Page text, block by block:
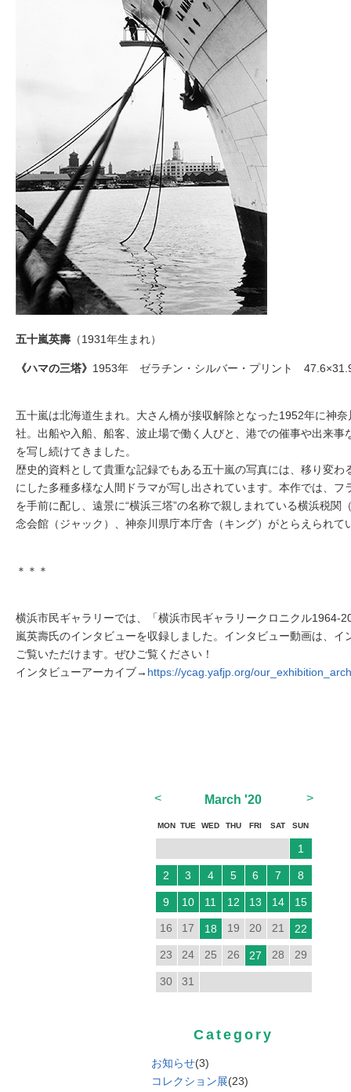
五十嵐英壽 （1931年生まれ）
《ハマの三塔》 1953年 ゼラチン・シルバー・プリント
五十嵐は北海道生まれ。大さん橋が接収解除となった1952年に神
社。出船や入船、船客、波止場で働く人びと、港での催事や出来事
を写し続けてきました。
歴史的資料として貴重な記録でもある五十嵐の写真には、移り変わ
にした多種多様な人間ドラマが写し出されています。本作では、フ
を手前に配し、遠景に“横浜三塔”の名称で親しまれている横浜税関
念会館（ジャック）、神奈川県庁本庁舎（キング）がとらえられて
＊＊＊
横浜市民ギャラリーでは、「横浜市民ギャラリークロニクル1964-
嵐英壽氏のインタビューを収録しました。インタビュー動画は、イ
ご覧いただけます。ぜひご覧ください！
インタビューアーカイブ→ https://ycag.yafjp.org/
< March'20 >
MON TUE WED THU FRI SAT SUN
1
2 3 4 5 6 7 8
9 10 11 12 13 14 15
16 17 18 19 20 21 22
23 24 25 26 27 28 29
30 31
Category
お知らせ(3)
コレクション展(23)